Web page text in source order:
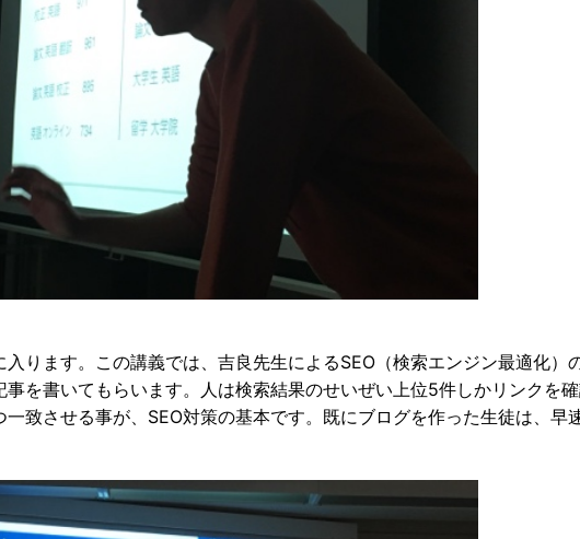
ります。この講義では、吉良先生によるSEO（検索エンジン最適化）
を書いてもらいます。人は検索結果のせいぜい上位5件しかリンクを
致させる事が、SEO対策の基本です。既にブログを作った生徒は、早